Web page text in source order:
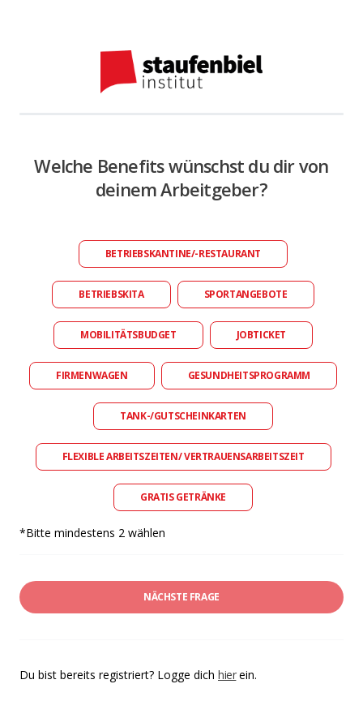
Welche Benefits wünschst du dir von
deinem Arbeitgeber?
BETRIEBSKANTINE/-RESTAURANT
BETRIEBSKITA SPORTANGEBOTE
MOBILITÄTSBUDGET JOBTICKET
FIRMENWAGEN GESUNDHEITSPROGRAMM
TANK-/GUTSCHEINKARTEN
FLEXIBLE ARBEITSZEITEN/ VERTRAUENSARBEITSZEIT
GRATIS GETRÄNKE
*Bitte mindestens 2 wählen
NÄCHSTE FRAGE
Du bist bereits registriert? Logge dich hierein.